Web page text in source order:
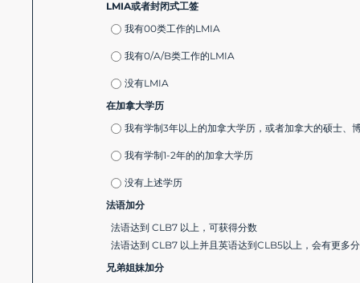
LMIA或者封闭式工签
我有00类工作的LMIA
我有0/A/B类工作的LMIA
没有LMIA
在加拿大学历
我有学制3年以上的加拿大学历，或者加拿大的硕士、
我有学制1-2年的的加拿大学历
没有上述学历
法语加分
法语达到 CLB7 以上，可获得分数
法语达到 CLB7 以上并且英语达到CLB5以上，会有更多
兄弟姐妹加分